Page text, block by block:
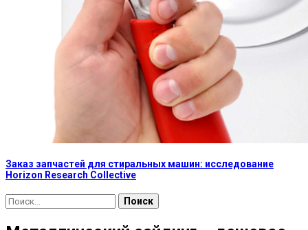
Заказ запчастей для стиральных машин: исследование
Horizon Research Collective
Найти: